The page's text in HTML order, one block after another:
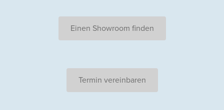
Einen Showroom finden
Termin vereinbaren